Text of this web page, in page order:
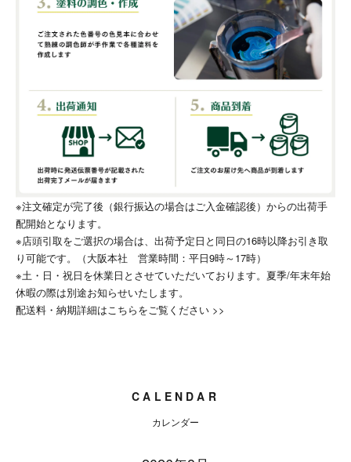
※注文確定が完了後（銀行振込の場合はご入金確認後）からの出荷手
配開始となります。
※店頭引取をご選択の場合は、出荷予定日と同日の16時以降お引き取
り可能です。（大阪本社 営業時間：平日9時～17時）
※土・日・祝日を休業日とさせていただいております。夏季/年末年始
休暇の際は別途お知らせいたします。
配送料・納期詳細はこちらをご覧ください >>
CALENDAR
カレンダー